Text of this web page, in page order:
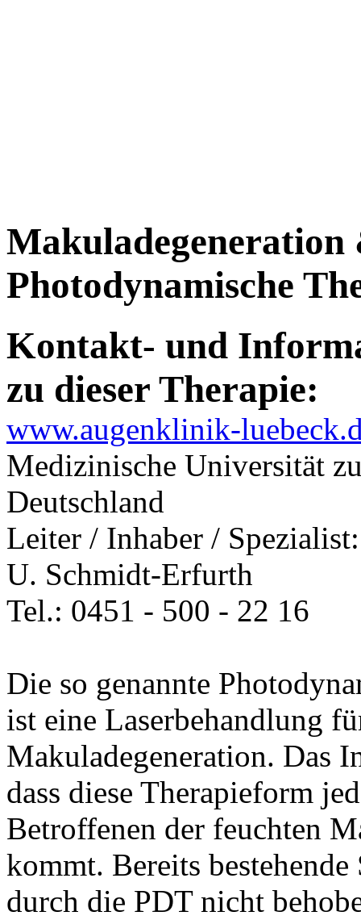
Makuladegeneration
Photodynamische
Kontakt- und
zu dieser Therapie:
www.augenklinik-
Medizinische Universität
Deutschland
Leiter / Inhaber /
U. Schmidt-Erfurth
Tel.: 0451 - 500 - 22 16
Die so genannte
ist eine Laserbehandlung
Makuladegeneration. Das
dass diese Therapieform
Betroffenen der feuchten
kommt. Bereits
durch die PDT nicht